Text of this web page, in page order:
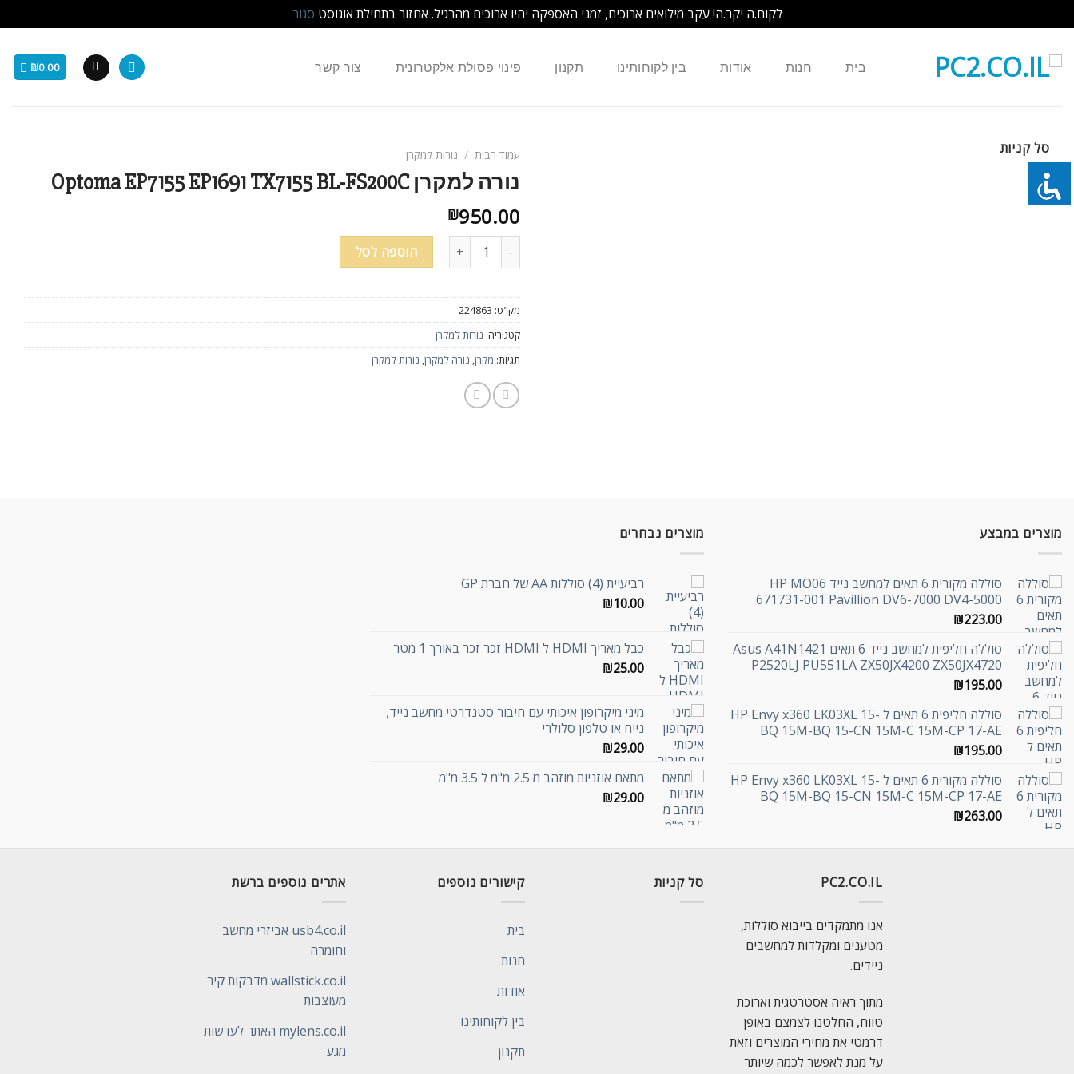
לקוח.ה יקר.ה! עקב מילואים ארוכים, זמני האספקה יהיו ארוכים מהרגיל. אחזור בתחילת אוגוסט סגור
content
בית חנות אודות בין לקוחותינו תקנון פינוי פסולת אלקטרונית צור קשר ₪0.00
סל קניות עמוד הבית / נורות למקרן
נורה למקרן Optoma EP7155 EP1691 TX7155 BL-FS200C
₪950.00
כמות של נורה למקרן Optoma EP7155 EP1691 TX7155 BL-FS200C הוספה לסל
מק"ט: 224863
קטגוריה: נורות למקרן
תגיות: מקרן, נורה למקרן, נורות למקרן
מוצרים במבצע
סוללה מקורית 6 תאים למחשב נייד HP MO06
671731-001 Pavillion DV6-7000 DV4-5000
₪223.00
סוללה חליפית למחשב נייד 6 תאים Asus A41N1421
P2520LJ PU551LA ZX50JX4200 ZX50JX4720
₪195.00
סוללה חליפית 6 תאים ל HP Envy x360 LK03XL 15-
BQ 15M-BQ 15-CN 15M-C 15M-CP 17-AE
₪195.00
סוללה מקורית 6 תאים ל HP Envy x360 LK03XL 15-
BQ 15M-BQ 15-CN 15M-C 15M-CP 17-AE
₪263.00
מוצרים נבחרים
רביעיית (4) סוללות AA של חברת GP
₪10.00
כבל מאריך HDMI ל HDMI זכר זכר באורך 1 מטר
₪25.00
מיני מיקרופון איכותי עם חיבור סטנדרטי מחשב נייד,
נייח או טלפון סלולרי
₪29.00
מתאם אוזניות מוזהב מ 2.5 מ"מ ל 3.5 מ"מ
₪29.00
PC2.CO.IL
אנו מתמקדים בייבוא סוללות,
מטענים ומקלדות למחשבים
ניידים.
מתוך ראיה אסטרטגית וארוכת
טווח, החלטנו לצמצם באופן
דרמטי את מחירי המוצרים וזאת
על מנת לאפשר לכמה שיותר
סל קניות קישורים נוספים
בית
חנות
אודות
בין לקוחותינו
תקנון
אתרים נוספים ברשת
usb4.co.il אביזרי מחשב
וחומרה
wallstick.co.il מדבקות קיר
מעוצבות
mylens.co.il האתר לעדשות
מגע